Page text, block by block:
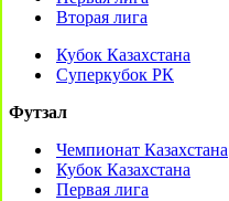
Вторая лига
Кубок Казахстана
Суперкубок РК
Футзал
Чемпионат Казахстана
Кубок Казахстана
Первая лига